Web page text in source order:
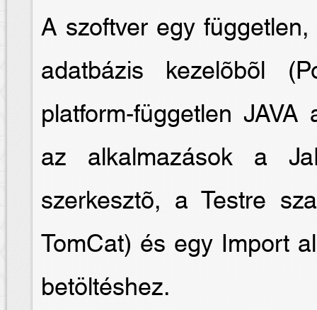
A szoftver egy
adatbázis kezelõbõl
platform-független
az alkalmazások a
szerkesztõ, a Testre
TomCat) és egy Import
betöltéshez.